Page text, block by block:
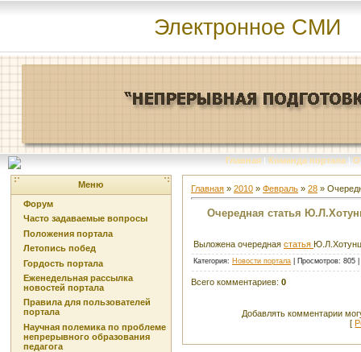
Электронное СМИ
Главная | Команда портала | О
Меню
Форум
Часто задаваемые вопросы
Положения портала
Летопись побед
Гордость портала
Еженедельная рассылка
новостей портала
Правила для пользователей
портала
Научная полемика по проблеме
непрерывного образования
педагога
Главная » 2010 » Февраль » 28 »
Очередная статья
Выложена очередная статья
Категория: Новости портала Просмотров: 805 |
Всего комментариев: 0
Добавлять комментарии
[